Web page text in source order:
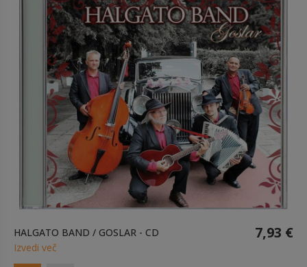
HALGATO BAND / GOSLAR - CD 7,93 €
Izvedi več